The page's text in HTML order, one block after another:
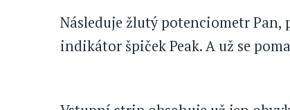
Následuje žlutý potenciometr Pan,
indikátor špiček Peak. A už se